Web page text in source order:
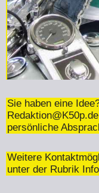
Sie haben eine
Redaktion@K50p.de
persönliche
Weitere
unter der Rubrik